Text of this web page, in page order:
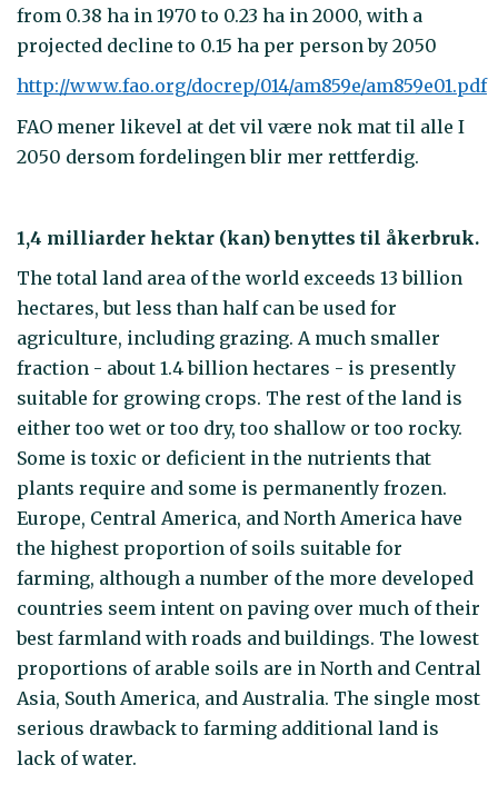
from 0.38 ha in 1970 to 0.23 ha in 2000, with a
projected decline to 0.15 ha per person by 2050
http://www.fao.org/docrep/014/am859e/am859e01.pdf
FAO mener likevel at det vil være nok mat til alle I
2050 dersom fordelingen blir mer rettferdig.
1,4 milliarder hektar (kan) benyttes til åkerbruk.
The total land area of the world exceeds 13 billion
hectares, but less than half can be used for
agriculture, including grazing. A much smaller
fraction - about 1.4 billion hectares - is presently
suitable for growing crops. The rest of the land is
either too wet or too dry, too shallow or too rocky.
Some is toxic or deficient in the nutrients that
plants require and some is permanently frozen.
Europe, Central America, and North America have
the highest proportion of soils suitable for
farming, although a number of the more developed
countries seem intent on paving over much of their
best farmland with roads and buildings. The lowest
proportions of arable soils are in North and Central
Asia, South America, and Australia. The single most
serious drawback to farming additional land is
lack of water.